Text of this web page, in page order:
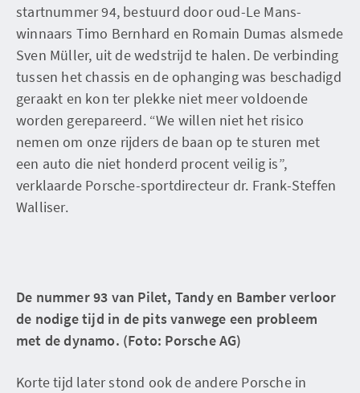
startnummer 94, bestuurd door oud-Le Mans-
winnaars Timo Bernhard en Romain Dumas alsmede
Sven Müller, uit de wedstrijd te halen. De verbinding
tussen het chassis en de ophanging was beschadigd
geraakt en kon ter plekke niet meer voldoende
worden gerepareerd. “We willen niet het risico
nemen om onze rijders de baan op te sturen met
een auto die niet honderd procent veilig is”,
verklaarde Porsche-sportdirecteur dr. Frank-Steffen
Walliser.
De nummer 93 van Pilet, Tandy en Bamber verloor
de nodige tijd in de pits vanwege een probleem
met de dynamo. (Foto: Porsche AG)
Korte tijd later stond ook de andere Porsche in